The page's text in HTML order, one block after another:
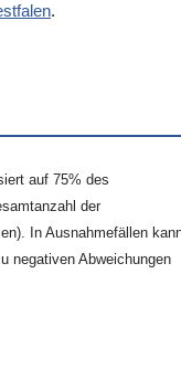
.
auf 75% des
der
In Ausnahmefällen
negativen Abweichungen